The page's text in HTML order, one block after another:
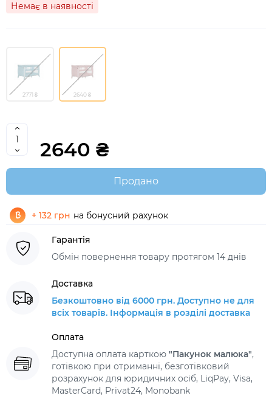
Немає в наявності
2771 ₴ 2640 ₴
2640 ₴
Продано
+ 132 грн на бонусний рахунок
Гарантія
Обмін повернення товару протягом 14 днів
Доставка
Безкоштовно від 6000 грн. Доступно не для
всіх товарів. Інформація в розділі доставка
Оплата
Доступна оплата карткою "Пакунок малюка",
готівкою при отриманні, безготівковий
розрахунок для юридичних осіб, LiqPay, Visa,
MasterCard, Privat24, Monobank